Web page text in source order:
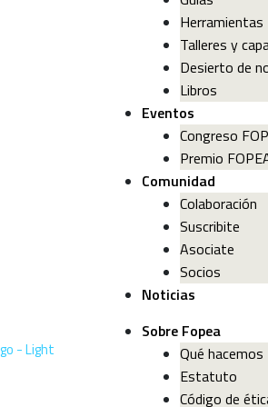
Herramientas
Talleres y
Desierto de
Libros
Eventos
Congreso
Premio
Comunidad
Colaboración
Suscribite
Asociate
Socios
Noticias
Sobre Fopea
Qué hacemos
Estatuto
Código de